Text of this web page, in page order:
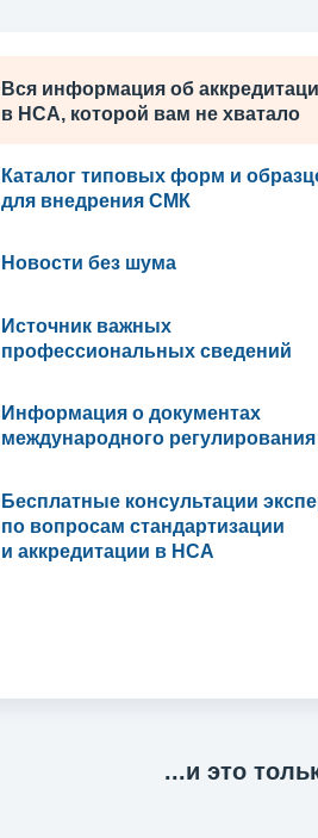
Вся информация об
в НСА, которой вам не хватало
Каталог типовых форм и
для внедрения СМК
Новости без шума
Источник важных
профессиональных сведений
Информация о документах
международного регулирования
Бесплатные консультации
по вопросам стандартизации
и аккредитации в НСА
...и это